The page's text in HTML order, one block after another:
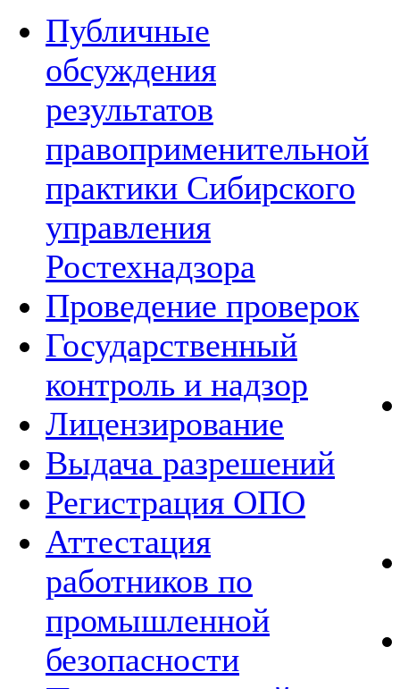
Публичные
обсуждения
результатов
правоприменительной
практики Сибирского
управления
Ростехнадзора
Проведение проверок
Государственный
контроль и надзор
Лицензирование
Выдача разрешений
Регистрация ОПО
Аттестация
работников по
промышленной
безопасности